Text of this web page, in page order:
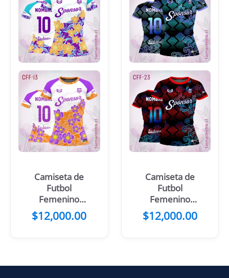
Camiseta de
Futbol
Femenino
Flores Celestes
Blanco
$12,000.00
Camiseta de
Futbol
Femenino
Negro Morado
Flores
$12,000.00